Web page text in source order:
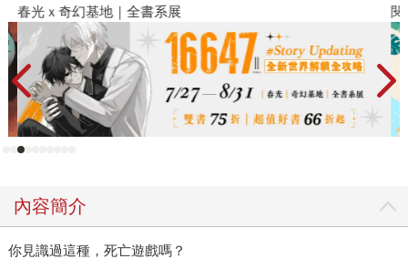
春光ｘ奇幻基地｜全書系展 閱
內容簡介
你見識過這種，死亡遊戲嗎？